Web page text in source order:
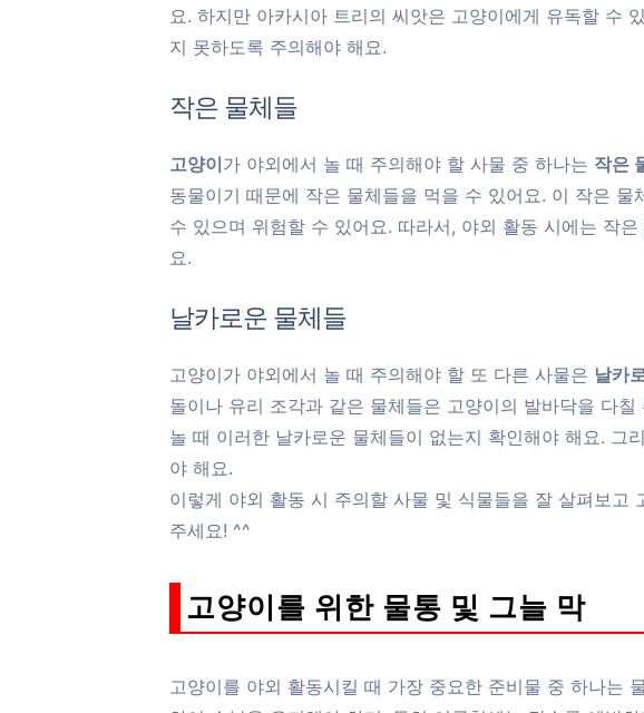
요. 하지만 아카시아 트리의 씨앗은 고양이에게 유독할 수
지 못하도록 주의해야 해요.
작은 물체들
고양이가 야외에서 놀 때 주의해야 할 사물 중 하나는 작은
동물이기 때문에 작은 물체들을 먹을 수 있어요. 이 작은
수 있으며 위험할 수 있어요. 따라서, 야외 활동 시에는 작
요.
날카로운 물체들
고양이가 야외에서 놀 때 주의해야 할 또 다른 사물은 날카
돌이나 유리 조각과 같은 물체들은 고양이의 발바닥을 다
놀 때 이러한 날카로운 물체들이 없는지 확인해야 해요. 그
야 해요.
이렇게 야외 활동 시 주의할 사물 및 식물들을 잘 살펴보고
주세요! ^^
고양이를 위한 물통 및 그늘 막
고양이를 야외 활동시킬 때 가장 중요한 준비물 중 하나는